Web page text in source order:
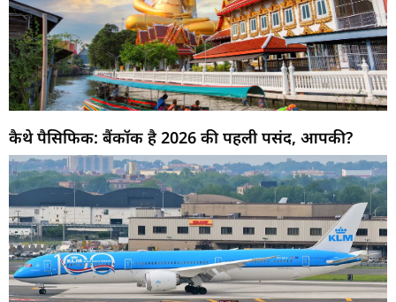
कैथे पैसिफिक: बैंकॉक है 2026 की पहली पसंद, आपकी?